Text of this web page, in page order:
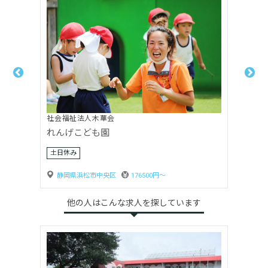
社会福祉法人木華会
れんげこども園
土日休み
静岡県浜松市中央区 176500円〜
他の人はこんな求人を探しています